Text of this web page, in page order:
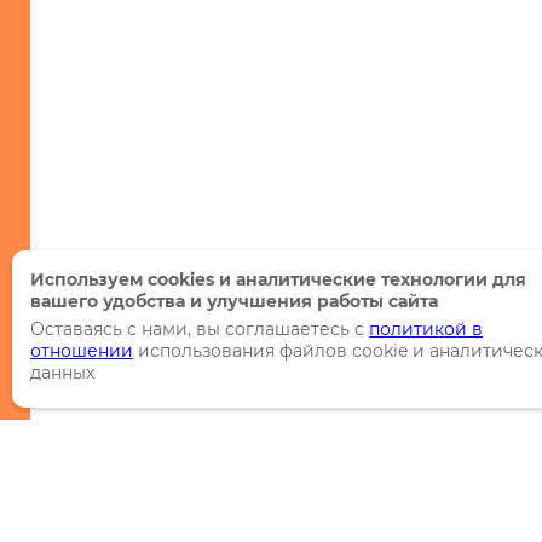
Используем cookies и аналитические технологии для
вашего удобства и улучшения работы сайта
Оставаясь с нами, вы соглашаетесь с политикой в
отношении использования файлов cookie и
данных